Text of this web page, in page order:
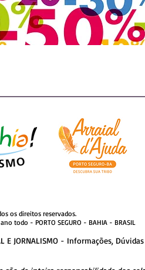
os direitos reservados.
todo - PORTO SEGURO - BAHIA - BRASIL
E JORNALISMO - Informações,